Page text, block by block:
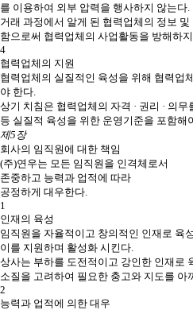
를 이용하여 외부 압력을 행사하지 않는다.
거래 과정에서 알게 된 협력업체의 정보
함으로써 협력업체의 사업활동을 방해하
4
협력업체의 지원
협력업체의 실질적인 육성을 위해 협력업
야 한다.
상기 치침은 협력업체의 자격 · 권리 · 의
등 실질적 육성을 위한 운영기준을 포함해
제5장
회사의 임직원에 대한 책임
(주)연우는 모든 임직원을 인격체로서
존중하고 능력과 업적에 따라
공정하게 대우한다.
1
인재의 육성
임직원을 자율적이고 창의적인 인재로 육
이를 지원하며 활성화 시킨다.
상사는 부하를 도전적이고 강인한 인재로
소질을 고려하여 필요한 충고와 지도를 아
2
능력과 업적에 의한 대우